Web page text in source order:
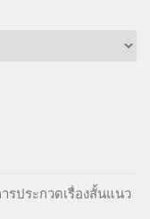
รประกวดเรื่องสั้นแนว